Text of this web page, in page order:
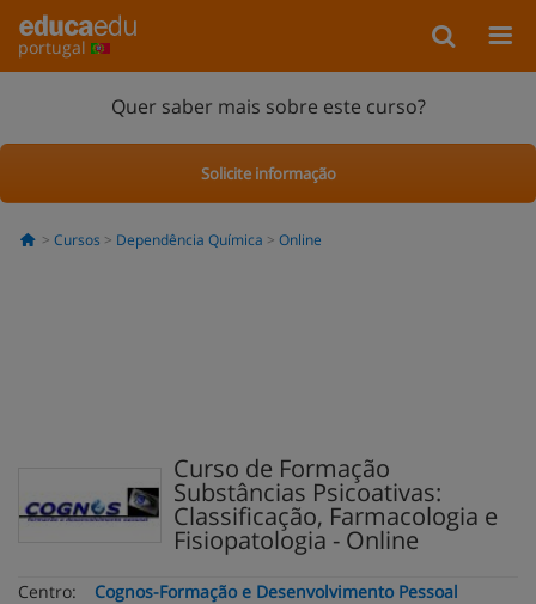
portugal
Quer saber mais sobre este curso?
Solicite informação
Cursos Dependência Química Online
Curso de Formação
Substâncias Psicoativas:
Classificação, Farmacologia e
Fisiopatologia - Online
Centro:
Cognos-Formação e Desenvolvimento Pessoal